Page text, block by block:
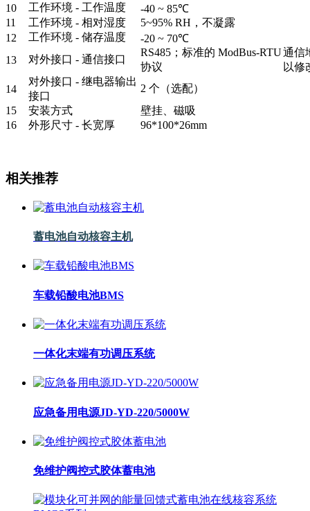
10
工作环境 - 工作温度
-40 ~ 85℃
11
工作环境 - 相对湿度
5~95% RH，不凝露
12
工作环境 - 储存温度
-20 ~ 70℃
13
对外接口 - 通信接口
RS485；标准的 ModBus-RTU
协议
通信
以修
14
对外接口 - 继电器输出
接口
2 个（选配）
15
安装方式
壁挂、磁吸
16
外形尺寸 - 长宽厚 96*100*26mm
相关推荐
蓄电池自动核容主机
车载铅酸电池BMS
一体化末端有功调压系统
应急备用电源JD-YD-220/5000W
免维护阀控式胶体蓄电池